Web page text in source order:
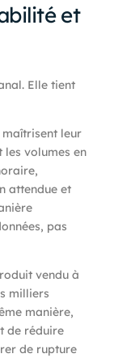
et
Elle tient
leur
volumes en
attendue et
pas
vendu à
milliers
manière,
de réduire
de rupture